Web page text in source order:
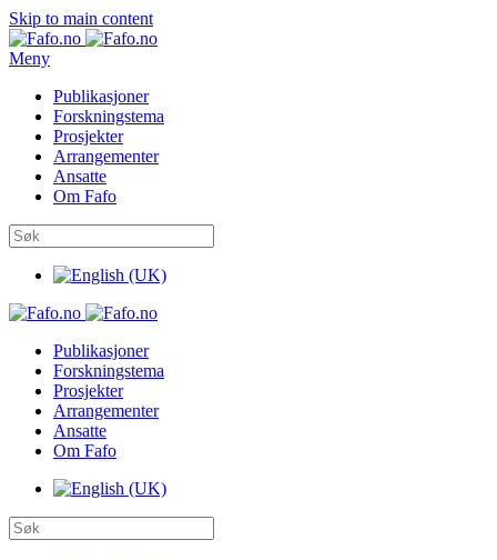
Skip to main content
Meny
Publikasjoner
Forskningstema
Prosjekter
Arrangementer
Ansatte
Om Fafo
Publikasjoner
Forskningstema
Prosjekter
Arrangementer
Ansatte
Om Fafo